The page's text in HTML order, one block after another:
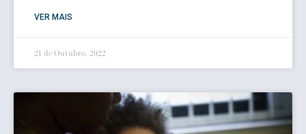
VER MAIS
21 de Outubro, 2022